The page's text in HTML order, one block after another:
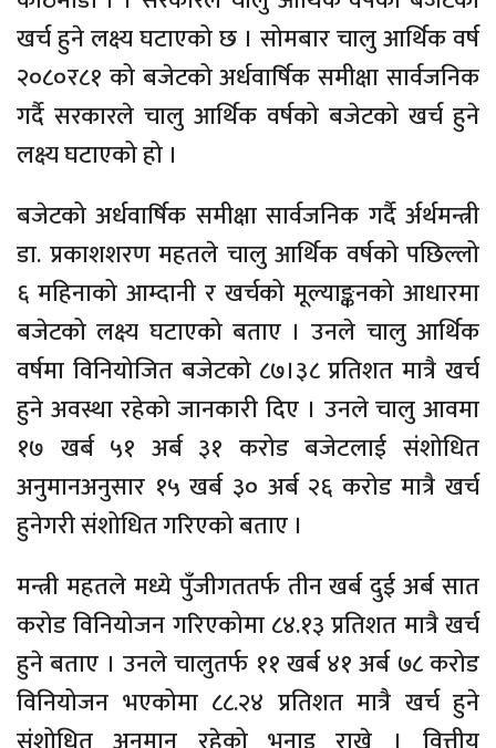
खर्च हुने लक्ष्य घटाएको छ । सोमबार चालु आर्थिक वर्ष
२०८०र८१ को बजेटको अर्धवार्षिक समीक्षा सार्वजनिक
गर्दै सरकारले चालु आर्थिक वर्षको बजेटको खर्च हुने
लक्ष्य घटाएको हो ।
बजेटको अर्धवार्षिक समीक्षा सार्वजनिक गर्दै र्अर्थमन्त्री
डा. प्रकाशशरण महतले चालु आर्थिक वर्षको पछिल्लो
६ महिनाको आम्दानी र खर्चको मूल्याङ्कनको आधारमा
बजेटको लक्ष्य घटाएको बताए । उनले चालु आर्थिक
वर्षमा विनियोजित बजेटको ८७।३८ प्रतिशत मात्रै खर्च
हुने अवस्था रहेको जानकारी दिए । उनले चालु आवमा
१७ खर्ब ५१ अर्ब ३१ करोड बजेटलाई संशोधित
अनुमानअनुसार १५ खर्ब ३० अर्ब २६ करोड मात्रै खर्च
हुनेगरी संशोधित गरिएको बताए ।
मन्त्री महतले मध्ये पुँजीगततर्फ तीन खर्ब दुई अर्ब सात
करोड विनियोजन गरिएकोमा ८४.१३ प्रतिशत मात्रै खर्च
हुने बताए । उनले चालुतर्फ ११ खर्ब ४१ अर्ब ७८ करोड
विनियोजन भएकोमा ८८.२४ प्रतिशत मात्रै खर्च हुने